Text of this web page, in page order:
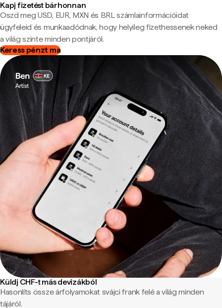
Kapj fizetést bárhonnan
Oszd meg USD, EUR, MXN és BRL számlainformációidat
ügyfeleid és munkaadódnak, hogy helyileg fizethessenek neked
a világ szinte minden pontjáról.
Keress pénzt ma
Küldj CHF-t más devizákból
Hasonlíts össze árfolyamokat svájci frank felé a világ minden
tájáról.